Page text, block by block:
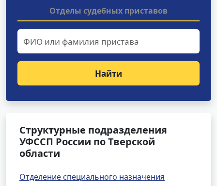
Отделы судебных приставов
Найти
Структурные подразделения
УФССП России по Тверской
области
Отделение специального назначения